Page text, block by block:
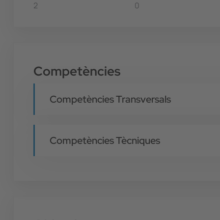
2
0
Competències
Competències Transversals
Competències Tècniques